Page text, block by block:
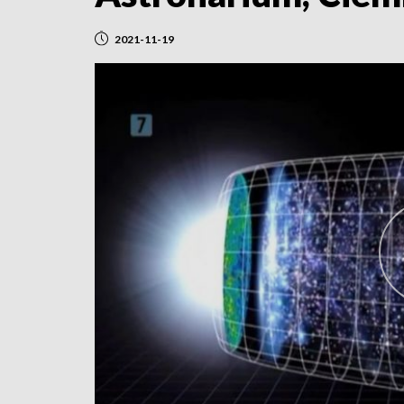
2021-11-19